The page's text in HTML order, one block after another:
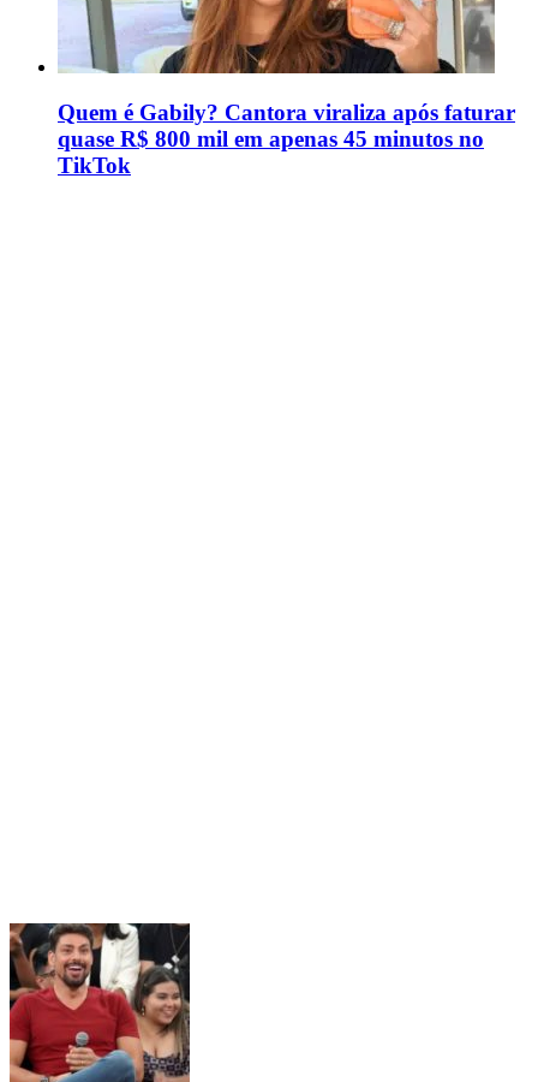
Quem é Gabily? Cantora viraliza após faturar
quase R$ 800 mil em apenas 45 minutos no
TikTok